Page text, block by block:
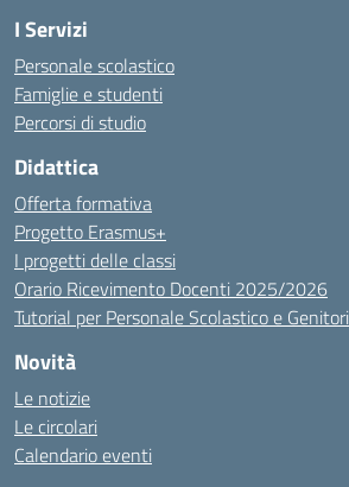
I Servizi
Personale scolastico
Famiglie e studenti
Percorsi di studio
Didattica
Offerta formativa
Progetto Erasmus+
I progetti delle classi
Orario Ricevimento Docenti 2025/2026
Tutorial per Personale Scolastico e Genitori
Novità
Le notizie
Le circolari
Calendario eventi